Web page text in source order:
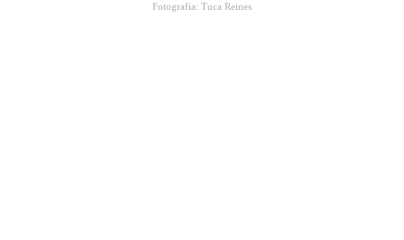
Fotografia: Tuca Reines